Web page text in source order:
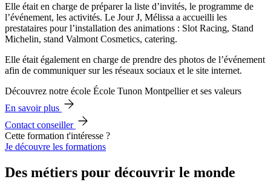
Elle était en charge de préparer la liste d’invités, le programme de
l’événement, les activités. Le Jour J, Mélissa a accueilli les
prestataires pour l’installation des animations : Slot Racing, Stand
Michelin, stand Valmont Cosmetics, catering.
Elle était également en charge de prendre des photos de l’événement
afin de communiquer sur les réseaux sociaux et le site internet.
Découvrez notre école École Tunon Montpellier et ses valeurs
En savoir plus
Contact conseiller
Cette formation t'intéresse ?
Je découvre les formations
Des métiers pour découvrir le monde